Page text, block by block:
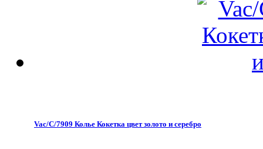
Vac/С/7909 Колье Кокетка цвет золото и серебро